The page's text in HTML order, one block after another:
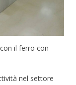
il ferro con
nel settore